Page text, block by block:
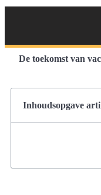
De toekomst van
Inhoudsopgave